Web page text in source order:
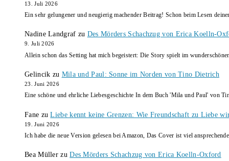
13. Juli 2026
Ein sehr gelungener und neugierig machender Beitrag! Schon beim Lesen
Nadine Landgraf zu Des Mörders Schachzug von Erica Koelln-
9. Juli 2026
Allein schon das Setting hat mich begeistert: Die Story spielt im
Gelincik zu Mila und Paul: Sonne im Norden von Tino Dietrich
23. Juni 2026
Eine schöne und ehrliche Liebesgeschichte In dem Buch 'Mila und Paul' von
Fane zuLiebe kennt keine Grenzen: Wie Freundschaft zu Liebe
19. Juni 2026
Ich habe die neue Version gelesen bei Amazon, Das Cover ist viel
Bea Müller zuDes Mörders Schachzug von Erica Koelln-Oxford